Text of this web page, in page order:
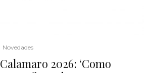
Novedades
2026: ‘Como